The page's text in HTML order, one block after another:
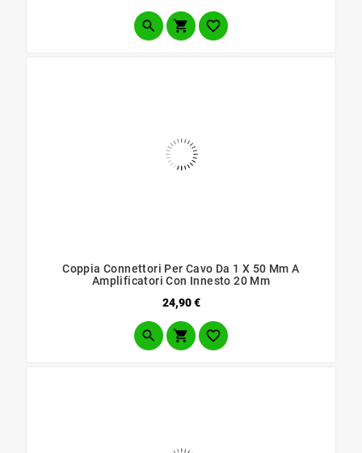
  
Coppia Connettori Per Cavo Da 1 X 50 Mm A
Amplificatori Con Innesto 20 Mm
24,90 €Prezzo
  